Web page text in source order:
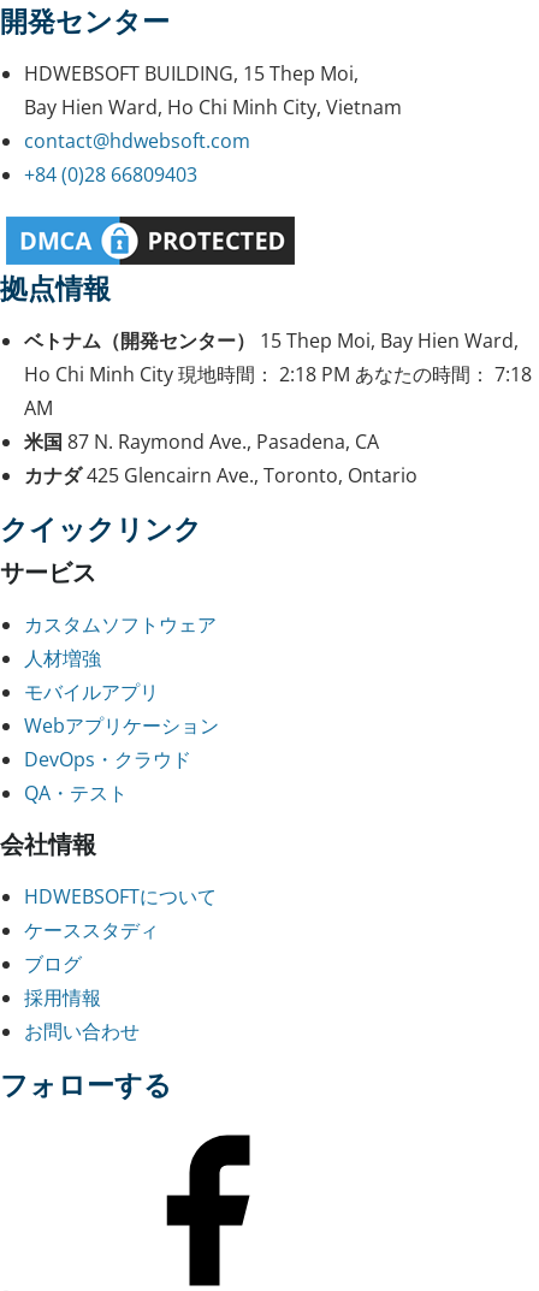
開発センター
HDWEBSOFT BUILDING, 15 Thep Moi,
Bay Hien Ward, Ho Chi Minh City, Vietnam
contact@hdwebsoft.com
+84 (0)28 66809403
拠点情報
ベトナム（開発センター）
15 Thep Moi, Bay Hien Ward,
Ho Chi Minh City現地時間： 2:18 PM あなたの時間： 7:18
AM
米国 87 N. Raymond Ave., Pasadena, CA
カナダ425 Glencairn Ave., Toronto, Ontario
クイックリンク
サービス
カスタムソフトウェア
人材増強
モバイルアプリ
Webアプリケーション
DevOps・クラウド
QA・テスト
会社情報
HDWEBSOFTについて
ケーススタディ
ブログ
採用情報
お問い合わせ
フォローする